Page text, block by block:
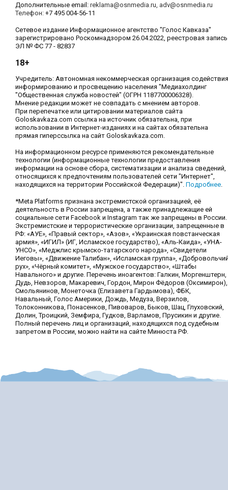
Дополнительные email: reklama@osnmedia.ru adv@osnmedia.ru
Телефон: +7 495 004-56-11
Сетевое издание Информационное агентство "Голос Кавказа"
зарегистрировано Роскомнадзором 26.04.2022, реестровая запись
ЭЛ № ФС 77 - 82837
18+
Учредитель: Автономная некоммерческая организация содействия
информированию и просвещению населения "Медиахолдинг
"Общественная служба новостей" (ОГРН 1187700006328).
Мнение редакции может не совпадать с мнением авторов.
При перепечатке или цитировании материалов сайта
Goloskavkaza.com ссылка на источник обязательна, при
использовании в Интернет-изданиях и на сайтах обязательна
прямая гиперссылка на сайт Goloskavkaza.com.
На информационном ресурсе применяются рекомендательные
технологии (информационные технологии предоставления
информации на основе сбора, систематизации и анализа сведений,
относящихся к предпочтениям пользователей сети "Интернет",
находящихся на территории Российской Федерации)". Подробнее
*Meta Platforms признана экстремистской организацией, её
деятельность в России запрещена, а также принадлежащие ей
социальные сети Facebook и Instagram так же запрещены в России.
Экстремистские и террористические организации, запрещенные в
РФ: «АУЕ», «Правый сектор», «Азов», «Украинская повстанческая
армия», «ИГИЛ» (ИГ, Исламское государство), «Аль-Каида», «УНА-
УНСО», «Меджлис крымско-татарского народа», «Свидетели
Иеговы», «Движение Талибан», «Исламская группа»,
рух», «Чёрный комитет», «Мужское государство», «Штабы
Навального» и другие. Перечень иноагентов: Галкин, Моргенштерн,
Дудь, Невзоров, Макаревич, Гордон, Мирон Фёдоров (Оксимирон),
Смольянинов, Монеточка (Елизавета Гардымова), ФБК,
Навальный, Голос Америки, Дождь, Медуза, Верзилов,
Толоконникова, Понасенков, Пивоваров, Быков, Шац, Глуховский,
Долин, Троицкий, Земфира, Гудков, Варламов, Прусикин и другие.
Полный перечень лиц и организаций, находящихся под судебным
запретом в России, можно найти на сайте Минюста РФ.